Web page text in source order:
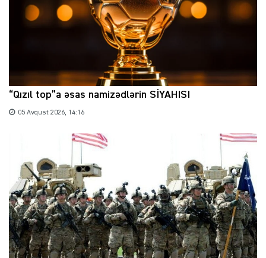
“Qızıl top”a əsas namizədlərin SİYAHISI
05 Avqust 2026, 14:16